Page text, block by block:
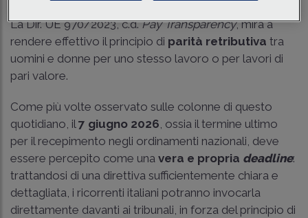
La Dir. UE 970/2023, c.d.Pay Transparency, mira a
rendere effettivo il principio di parità retributiva tra
uomini e donne per uno stesso lavoro o per lavori di
pari valore.
Come più volte osservato sulle colonne di questo
quotidiano, il 7 giugno 2026 , ossia il termine ultimo
per il recepimento negli ordinamenti nazionali, deve
essere percepito come una vera e propria deadline:
trattandosi di una direttiva sufficientemente chiara e
dettagliata, i ricorrenti italiani potranno invocarla
direttamente davanti ai tribunali, in forza del principio di